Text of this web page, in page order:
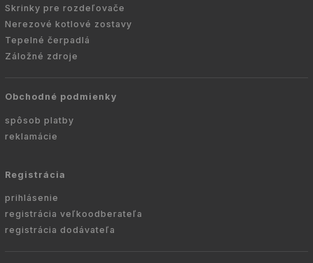
Skrinky pre rozdeľovače
Nerezové kotlové zostavy
Tepelné čerpadlá
Záložné zdroje
Obchodné podmienky
spôsob platby
reklamácie
Registrácia
prihlásenie
registrácia veľkoodberateľa
registrácia dodávateľa